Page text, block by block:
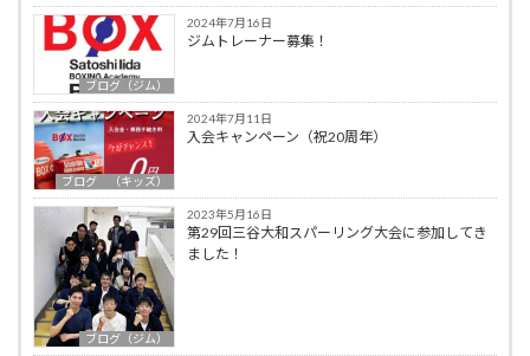
ブログ（ジム）
2024年7月16日
ジムトレーナー募集！
ブログ （キッズ）
2024年7月11日
入会キャンペーン（祝20周年）
ブログ（ジム）
2023年5月16日
第29回三谷大和スパーリング大会に参加してき
ました！